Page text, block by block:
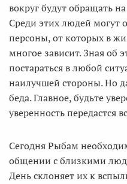
вокруг будут обращать
Среди этих людей могут
персоны, от которых в
многое зависит. Зная об
постараться в любой
наилучшей стороны. Но
беда. Главное, будьте
уверенность передастся
Сегодня Рыбам
общении с близкими
День склоняет их к